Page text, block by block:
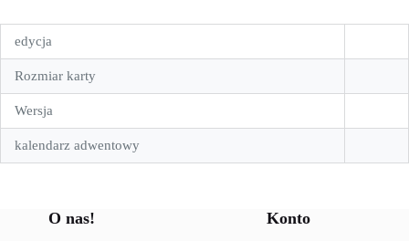
edycja
Rozmiar karty
Wersja
kalendarz adwentowy
O nas! Konto